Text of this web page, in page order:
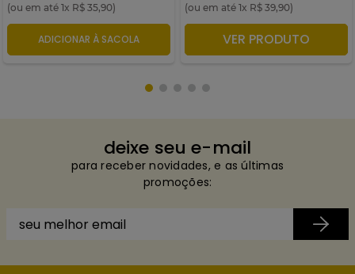
(ou em até 1x R$ 35,90)
ADICIONAR À SACOLA
(ou em até 1x R$ 39,90)
ADICIONAR À SACOLA
VER PRODUTO
deixe seu e-mail
para receber novidades, e as últimas
promoções: